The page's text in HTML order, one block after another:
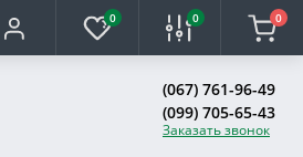
0 0 0
(067) 761-96-49
(099) 705-65-43
Заказать звонок